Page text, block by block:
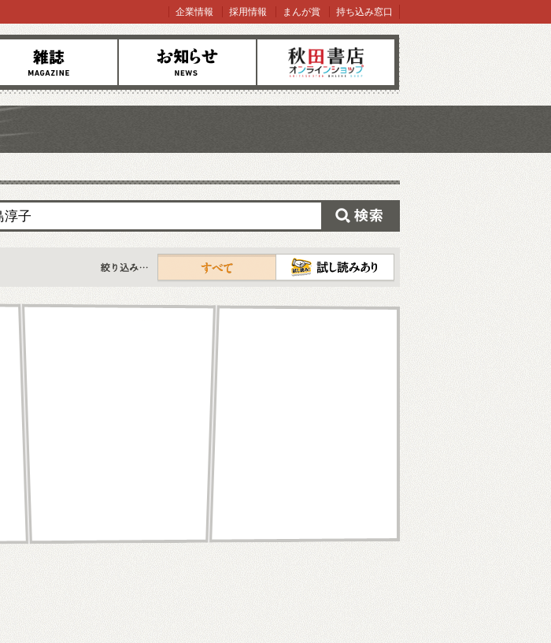
お知らせ オンラインショップ
企業情報 採用情報 まんが賞 持ち込み窓口
すべて